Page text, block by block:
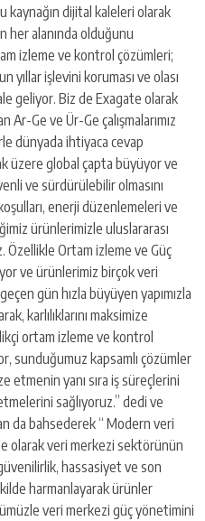
kaynağın dijital kaleleri olarak
her alanında olduğunu
izleme ve kontrol çözümleri;
yıllar işlevini koruması ve olası
geliyor. Biz de Exagate olarak
Ge ve Ür-Ge çalışmalarımız
dünyada ihtiyaca cevap
üzere global çapta büyüyor ve
ve sürdürülebilir olmasını
enerji düzenlemeleri ve
ürünlerimizle uluslararası
Ortam izleme ve Güç
ve ürünlerimiz birçok veri
gün hızla büyüyen yapımızla
karlılıklarını maksimize
ortam izleme ve kontrol
sunduğumuz kapsamlı çözümler
yanı sıra iş süreçlerini
sağlıyoruz.” dedi ve
da bahsederek “ Modern veri
olarak veri merkezi sektörünün
hassasiyet ve son
harmanlayarak ürünler
veri merkezi güç yönetimini